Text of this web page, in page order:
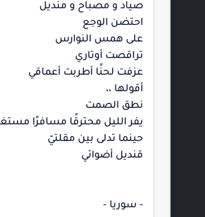
صياد و مصباح و منديل
احتضن الوجع
على همس النوارس
تراقصت أوتاري
عزفت لحنًا أطربت أعماقي
أقولها ،،
نطق الصمت
يفر الليل محترقًا مسافرًا
حينما تدلى بين مقلتيّ
قنديل أضوائي
- سوريا -